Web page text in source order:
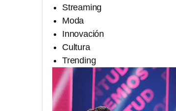
Streaming
Moda
Innovación
Cultura
Trending